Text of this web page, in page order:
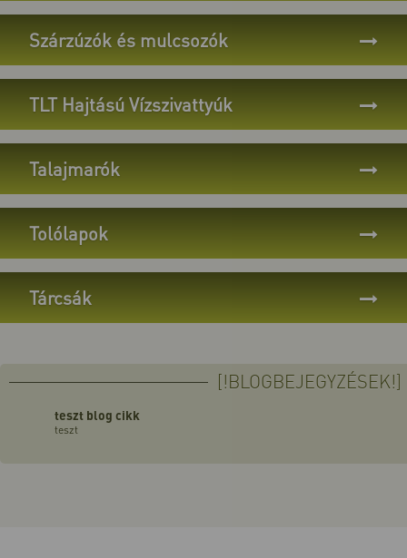
Szárzúzók és mulcsozók
TLT Hajtású Vízszivattyúk
Talajmarók
Tolólapok
Tárcsák
[!BLOGBEJEGYZÉSEK!]
teszt blog cikk
teszt